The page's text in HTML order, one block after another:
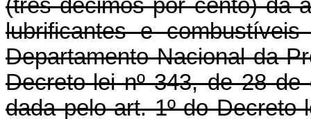
(três décimos por cento) da
lubrificantes e
Departamento Nacional da
Decreto-lei nº 343, de 28
dada pelo art. 1º do